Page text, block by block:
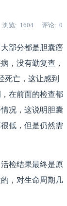
浏览 1604 评论 0
部分都是胆囊癌
，没有勤复查，
死亡，这让感到
在前面的检查都
况，这说明胆囊
低，但是仍然需
检结果最终是原
，对生命周期几